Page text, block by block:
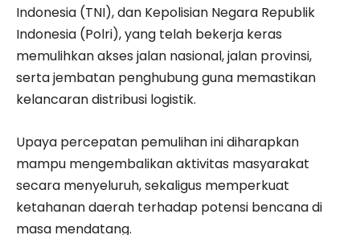
Indonesia (TNI), dan Kepolisian Negara Republik
Indonesia (Polri), yang telah bekerja keras
memulihkan akses jalan nasional, jalan provinsi,
serta jembatan penghubung guna memastikan
kelancaran distribusi logistik.
Upaya percepatan pemulihan ini diharapkan
mampu mengembalikan aktivitas masyarakat
secara menyeluruh, sekaligus memperkuat
ketahanan daerah terhadap potensi bencana di
masa mendatang.